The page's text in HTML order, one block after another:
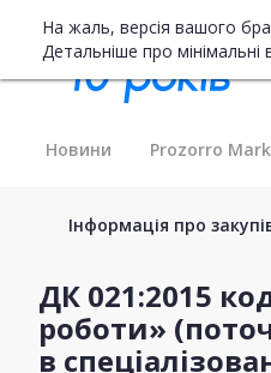
На жаль, версія вашого
Детальніше про
Новини Prozorro
Інформація про
ДК 021:2015
роботи»
в